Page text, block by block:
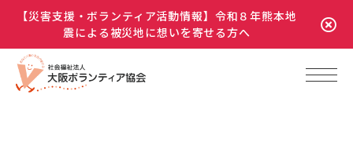
【災害支援・ボランティア活動情報】令和８年熊本地
震による被災地に想いを寄せる方へ